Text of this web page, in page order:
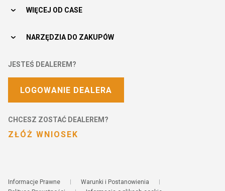
WIĘCEJ OD CASE
NARZĘDZIA DO ZAKUPÓW
JESTEŚ DEALEREM?
LOGOWANIE DEALERA
CHCESZ ZOSTAĆ DEALEREM?
ZŁÓŻ WNIOSEK
Informacje Prawne
Warunki i Postanowienia